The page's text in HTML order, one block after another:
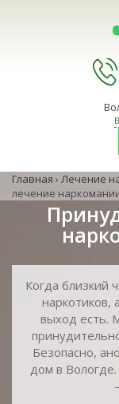
Главная › Лечение
лечение
Когда близкий
наркотиков,
выход есть.
Безопасно,
дом в